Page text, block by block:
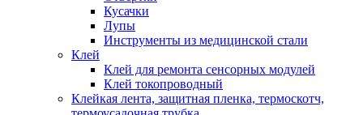
Кусачки
Лупы
Инструменты из медицинской стали
Клей
Клей для ремонта сенсорных модулей
Клей токопроводный
Клейкая лента, защитная пленка, термоскотч,